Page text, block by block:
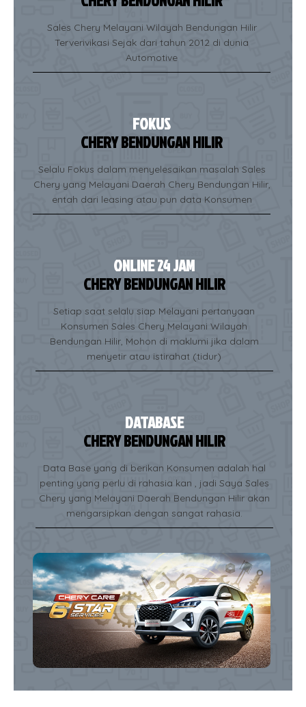
Sales Chery Melayani Wilayah Bendungan Hilir
Terverivikasi Sejak dari tahun 2012 di dunia
Automotive
FOKUS
CHERY BENDUNGAN HILIR
Selalu Fokus dalam menyelesaikan masalah Sales
Chery yang Melayani Daerah Chery Bendungan Hilir,
entah dari leasing atau pun data Konsumen
ONLINE 24 JAM
CHERY BENDUNGAN HILIR
Setiap saat selalu siap Melayani pertanyaan
Konsumen Sales Chery Melayani Wilayah
Bendungan Hilir, Mohon di maklumi jika dalam
menyetir atau istirahat (tidur)
DATABASE
CHERY BENDUNGAN HILIR
Data Base yang di berikan Konsumen adalah hal
penting yang perlu di rahasia kan , jadi Saya Sales
Chery yang Melayani Daerah Bendungan Hilir akan
mengarsipkan dengan sangat rahasia.